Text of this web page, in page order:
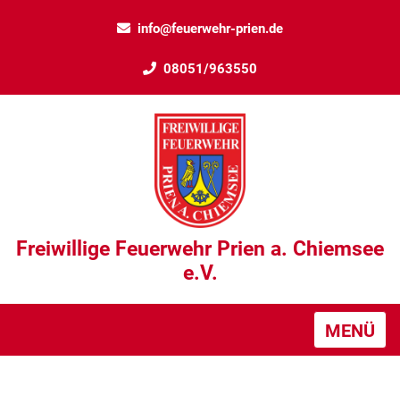
info@feuerwehr-prien.de
08051/963550
Freiwillige Feuerwehr Prien a. Chiemsee
e.V.
MENÜ